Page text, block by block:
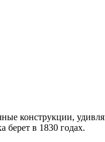
конструкции,
берет в 1830 годах.